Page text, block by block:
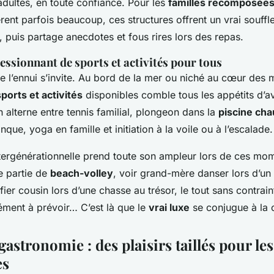
en toute confiance. Pour les familles
parfois beaucoup, ces structures offrent un vrai
puis partage anecdotes et fous rires lors des repas.
de sports et activités pour tous
l’ennui s’invite. Au bord de la mer ou niché au cœur des
et activités disponibles comble tous les appétits
alterne entre tennis familial, plongeon dans la piscine
yoga en famille et initiation à la voile ou à l’escalade.
prend toute son ampleur lors de ces
partie de beach-volley, voir grand-mère danser lors
cousin lors d’une chasse au trésor, le tout sans
à prévoir… C’est là que le vrai luxe se conjugue à la
: des plaisirs taillés pour